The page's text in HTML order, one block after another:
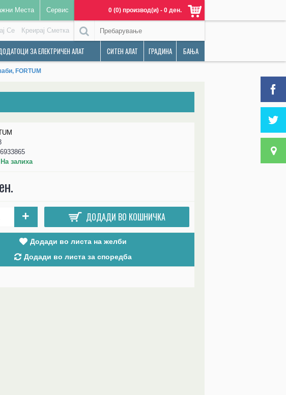
Места Сервис 0 (0) производ(и) - 0 ден.
Се Креирај Сметка
ЗА ЕЛЕКТРИЧЕН АЛАТ СИТЕН АЛАТ ГРАДИНА БАЊА
FORTUM
На залиха
+ ДОДАДИ ВО КОШНИЧКА
Додади во листа на желби
Додади во листа за споредба